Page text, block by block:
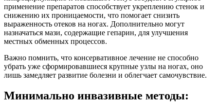
применение препаратов способствует укреплению стенок и
снижению их проницаемости, что помогает снизить
выраженность отеков на ногах. Дополнительно могут
назначаться мази, содержащие гепарин, для улучшения
местных обменных процессов.
Важно помнить, что консервативное лечение не способно
убрать уже сформировавшиеся крупные узлы на ногах, оно
лишь замедляет развитие болезни и облегчает самочувствие.
Минимально инвазивные методы: